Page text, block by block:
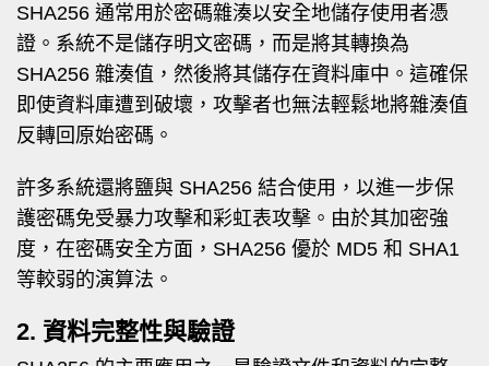
SHA256 通常用於密碼雜湊以安全地儲存使用者憑
證。系統不是儲存明文密碼，而是將其轉換為
SHA256 雜湊值，然後將其儲存在資料庫中。這確保
即使資料庫遭到破壞，攻擊者也無法輕鬆地將雜湊值
反轉回原始密碼。
許多系統還將鹽與 SHA256 結合使用，以進一步保
護密碼免受暴力攻擊和彩虹表攻擊。由於其加密強
度，在密碼安全方面，SHA256 優於 MD5 和 SHA1
等較弱的演算法。
2. 資料完整性與驗證